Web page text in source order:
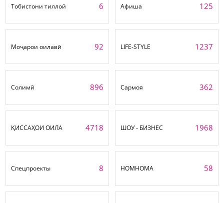
Тобистони тиллоӣ 6 Афиша 125
Моҷарои оилавӣ 92 LIFE-STYLE 1237
Солимӣ 896 Сармоя 362
ҚИССАҲОИ ОИЛА 4718 ШОУ - БИЗНЕС 1968
Спецпроекты 8 НОМНОМА 58